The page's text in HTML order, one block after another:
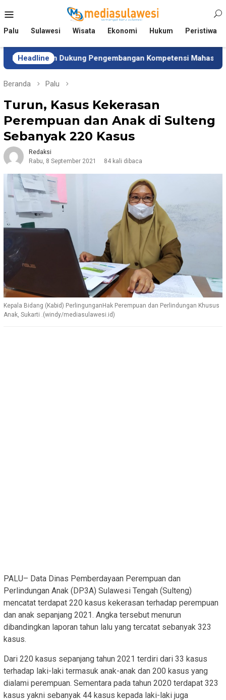
ke
Mobile
Palu Sulawesi Wisata Ekonomi Hukum Peristiwa
Headline
Dukung Pengembangan Kompetensi Mahasiswa
Beranda Palu
Turun, Kasus Kekerasan
Perempuan dan Anak di Sulteng
Sebanyak 220 Kasus
Redaksi
Rabu, 8 September 2021
84 kali dibaca
Kepala Bidang (Kabid) PerlingunganHak Perempuan dan Perlindungan Khusus
Anak, Sukarti .(windy/mediasulawesi.id)
PALU– Data Dinas Pemberdayaan Perempuan dan
Perlindungan Anak (DP3A) Sulawesi Tengah (Sulteng)
mencatat terdapat 220 kasus kekerasan terhadap perempuan
dan anak sepanjang 2021. Angka tersebut menurun
dibandingkan laporan tahun lalu yang tercatat sebanyak 323
kasus.
Dari 220 kasus sepanjang tahun 2021 terdiri dari 33 kasus
terhadap laki-laki termasuk anak-anak dan 200 kasus yang
dialami perempuan. Sementara pada tahun 2020 terdapat 323
kasus yakni sebanyak 44 kasus kepada laki-laki juga